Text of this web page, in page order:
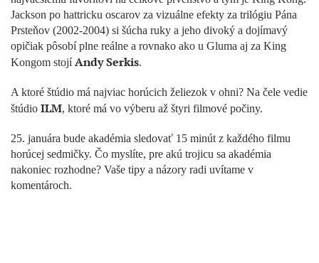
Jackson po hattricku oscarov za vizuálne efekty za trilógiu Pána
Prsteňov (2002-2004) si šúcha ruky a jeho divoký a dojímavý
opičiak pôsobí plne reálne a rovnako ako u Gluma aj za King
Kongom stojíAndy Serkis.
A ktoré štúdio má najviac horúcich želiezok v ohni? Na čele vedie
štúdio ILM, ktoré má vo výberu až štyri filmové počiny.
25. januára bude akadémia sledovať 15 minút z každého filmu
horúcej sedmičky. Čo myslíte, pre akú trojicu sa akadémia
nakoniec rozhodne? Vaše tipy a názory radi uvítame v
komentároch.